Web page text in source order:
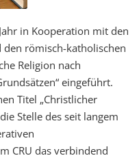
in Kooperation mit den
den römisch-katholischen
Religion nach
eingeführt.
Titel „Christlicher
Stelle des seit langem
CRU das verbindend